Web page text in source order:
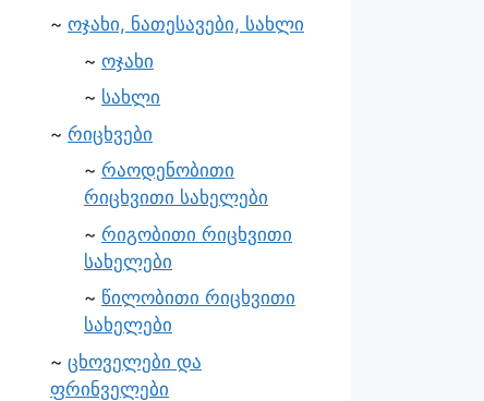
ოჯახი, ნათესავები, სახლი
ოჯახი
სახლი
რიცხვები
რაოდენობითი
რიცხვითი სახელები
რიგობითი რიცხვითი
სახელები
წილობითი რიცხვითი
სახელები
ცხოველები და
ფრინველები